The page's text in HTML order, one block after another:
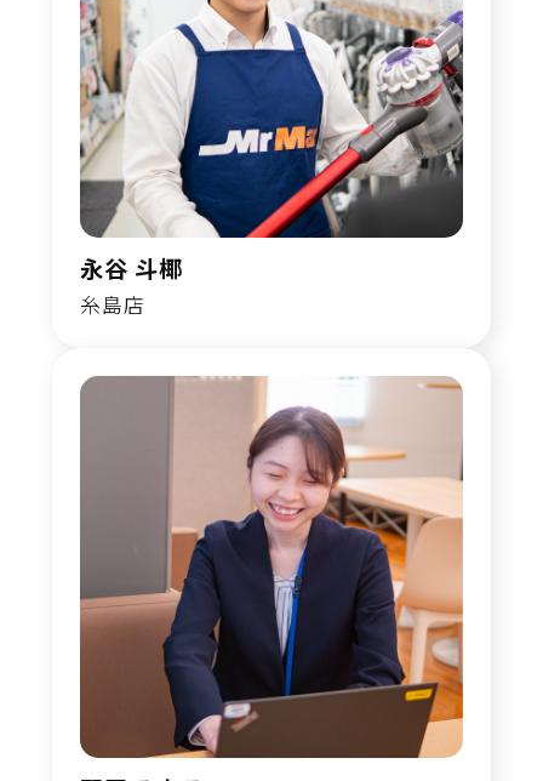
永谷 斗椰
糸島店